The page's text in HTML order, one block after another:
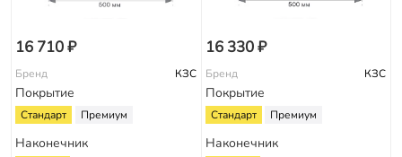
16 710 ₽
Бренд КЗС
Покрытие
Стандарт Премиум
Наконечник
16 330 ₽
Бренд КЗС
Покрытие
Стандарт Премиум
Наконечник